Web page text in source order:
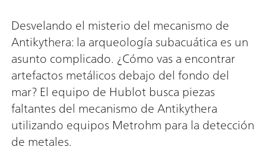
Desvelando el misterio del mecanismo de
Antikythera: la arqueología subacuática es un
asunto complicado. ¿Cómo vas a encontrar
artefactos metálicos debajo del fondo del
mar? El equipo de Hublot busca piezas
faltantes del mecanismo de Antikythera
utilizando equipos Metrohm para la detección
de metales.